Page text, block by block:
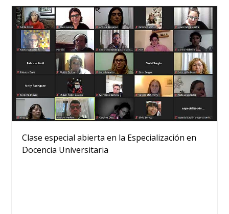
Clase especial abierta en la Especialización en
Docencia Universitaria